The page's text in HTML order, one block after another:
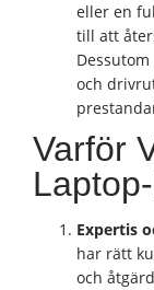
eller en
till att
och
Varför
Expertis
har rätt
och